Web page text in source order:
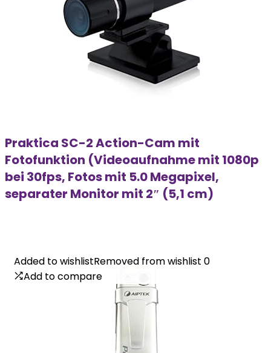
Praktica SC-2 Action-Cam mit
Fotofunktion (Videoaufnahme mit 1080p
bei 30fps, Fotos mit 5.0 Megapixel,
separater Monitor mit 2″ (5,1 cm)
Added to wishlistRemoved from wishlist 0
Add to compare
Added to wishlistRemoved from wishlist 0
Add to compare